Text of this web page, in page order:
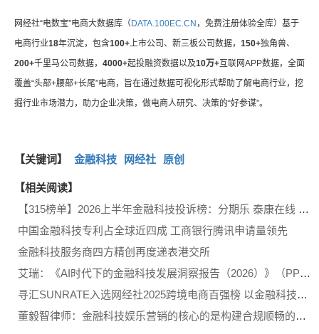
网经社“电数宝”电商大数据库（DATA.100EC.CN ，免费注册体验全库）基于
电商行业18年沉淀，包含100+上市公司、新三板公司数据， 150+独角兽、
200+千里马公司数据， 4000+起投融资数据以及10万+互联网APP数据，全面
覆盖“头部+腰部+长尾”电商，旨在通过数据可视化形式帮助了解电商行业，挖
掘行业市场潜力，助力企业决策，做电商人研究、决策的“好参谋”。
【关键词】 金融科技 网经社 原创
【相关阅读】
【315榜单】2026上半年金融科技投诉榜：分期乐 泰康在线 支付宝 还呗等13家上榜
中国金融科技专利占全球近四成 工商银行腾讯申请量领先
金融科技服务商四方精创再度递表港交所
艾瑞：《AI时代下的金融科技发展洞察报告（2026）》（PPT）
寻汇SUNRATE入选网经社2025跨境电商百强榜 以金融科技赋能全球商业
董毅智律师：金融科技娱乐营销的核心的是构建合规顺畅的转化闭环